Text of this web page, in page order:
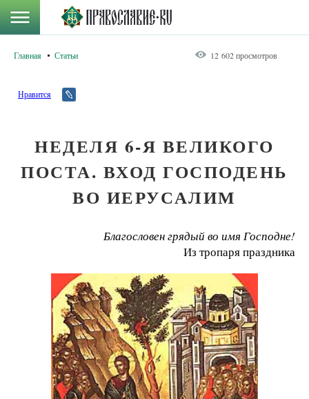
Главная Статьи 12 602 просмотров
Нравится
НЕДЕЛЯ 6-Я ВЕЛИКОГО
ПОСТА. ВХОД ГОСПОДЕНЬ
ВО ИЕРУСАЛИМ
Благословен грядый во имя Господне!
Из тропаря праздника